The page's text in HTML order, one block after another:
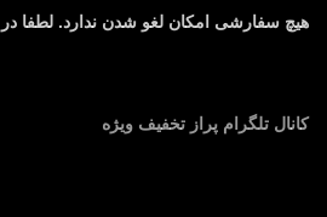
هیچ سفارشی امکان لغو شدن ندارد. لطفا
کانال تلگرام پراز تخفیف ویژه